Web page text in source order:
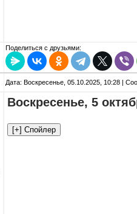
Поделиться с друзьями:
Дата: Воскресенье, 05.10.2025, 10:28 |
Воскресенье, 5